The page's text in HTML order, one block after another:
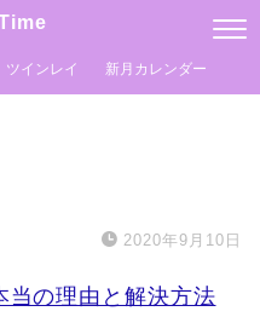
ツインレイ 新月カレンダー
2020年9月10日
の理由と解決方法